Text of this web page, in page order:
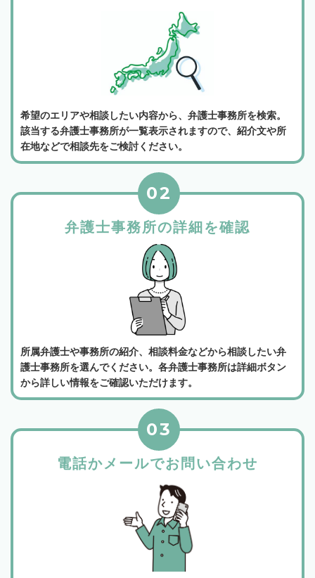
希望のエリアや相談したい内容から、弁護士事務所を検索。
該当する弁護士事務所が一覧表示されますので、紹介文や所
在地などで相談先をご検討ください。
弁護士事務所の詳細を確認
02
所属弁護士や事務所の紹介、相談料金などから相談したい弁
護士事務所を選んでください。各弁護士事務所は詳細ボタン
から詳しい情報をご確認いただけます。
電話かメールでお問い合わせ
03